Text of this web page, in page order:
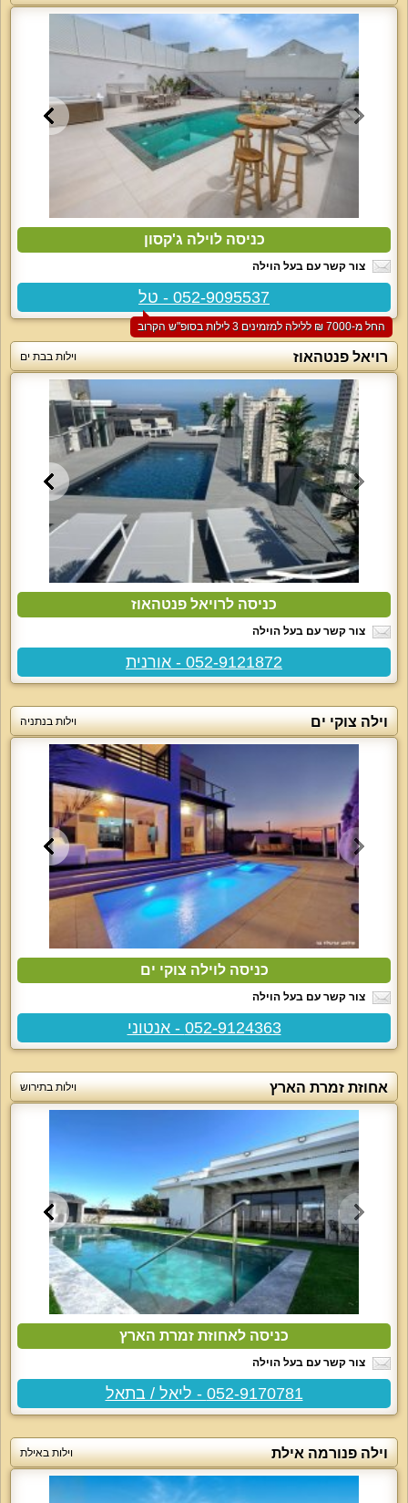
כניסה לוילה ג'קסון
צור קשר עם בעל הוילה
052-9095537 - טל
החל מ-‏7000 ₪ ללילה למזמינים 3 לילות בסופ"ש הקרוב
רויאל פנטהאוז וילות בבת ים
כניסה לרויאל פנטהאוז
צור קשר עם בעל הוילה
052-9121872 - אורנית
וילה צוקי ים וילות בנתניה
כניסה לוילה צוקי ים
צור קשר עם בעל הוילה
052-9124363 - אנטוני
אחוזת זמרת הארץ וילות בתירוש
כניסה לאחוזת זמרת הארץ
צור קשר עם בעל הוילה
052-9170781 - ליאל / בתאל
וילה פנורמה אילת וילות באילת